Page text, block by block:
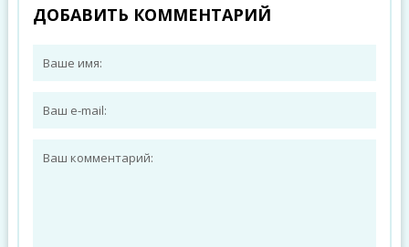
ДОБАВИТЬ КОММЕНТАРИЙ